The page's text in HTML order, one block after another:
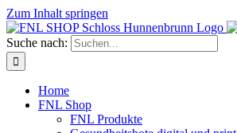
Zum Inhalt springen
Suche nach:
Home
FNL Shop
FNL Produkte